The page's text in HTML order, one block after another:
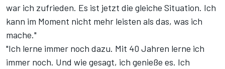
war ich zufrieden. Es ist jetzt die gleiche Situation. Ich
kann im Moment nicht mehr leisten als das, was ich
mache."
"Ich lerne immer noch dazu. Mit 40 Jahren lerne ich
immer noch. Und wie gesagt, ich genieße es. Ich